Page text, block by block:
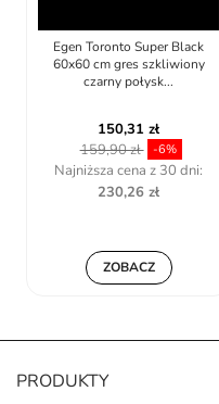
Egen Toronto Super Black
60x60 cm gres szkliwiony
czarny połysk...
150,31 zł
159,90 zł
-6%
Najniższa cena z 30 dni:
230,26 zł
ZOBACZ
PRODUKTY